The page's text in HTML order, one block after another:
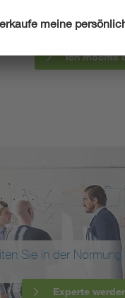
informieren
Ich möchte
Sie in der Normung
Experte